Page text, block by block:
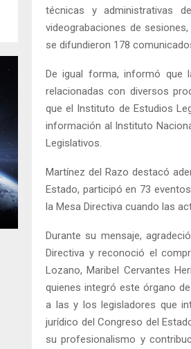
técnicas y administrativas
videograbaciones de
se difundieron 178
De igual forma, informó que
relacionadas con diversos
que el Instituto de Estudios
información al Instituto
Legislativos.
Martínez del Razo destacó
Estado, participó en 73
la Mesa Directiva cuando las
Durante su mensaje,
Directiva y reconoció el
Lozano, Maribel Cervantes
quienes integró este órgano
a las y los legisladores que
jurídico del Congreso del
su profesionalismo y